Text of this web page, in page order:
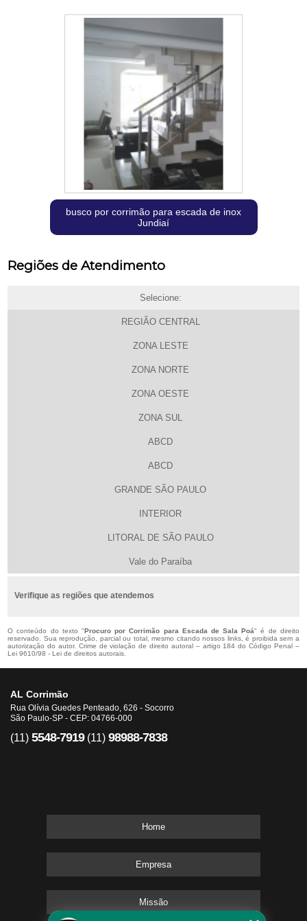
busco por corrimão para escada de inox
Jundiaí
Regiões de Atendimento
Selecione:
REGIÃO CENTRAL
ZONA LESTE
ZONA NORTE
ZONA OESTE
ZONA SUL
ABCD
ABCD
GRANDE SÃO PAULO
INTERIOR
LITORAL DE SÃO PAULO
Vale do Paraíba
Verifique as regiões que atendemos
O conteúdo do texto "Procuro por Corrimão para Escada de Sala Poá" é de direito
reservado. Sua reprodução, parcial ou total, mesmo citando nossos links, é proibida sem a
autorização do autor. Crime de violação de direito autoral – artigo 184 do Código Penal –
Lei 9610/98 - Lei de direitos autorais
AL Corrimão
Rua Olívia Guedes Penteado, 626 - Socorro
São Paulo-SP - CEP: 04766-000
(11) 5548-7919 (11) 98988-7838
Home
Empresa
Missão